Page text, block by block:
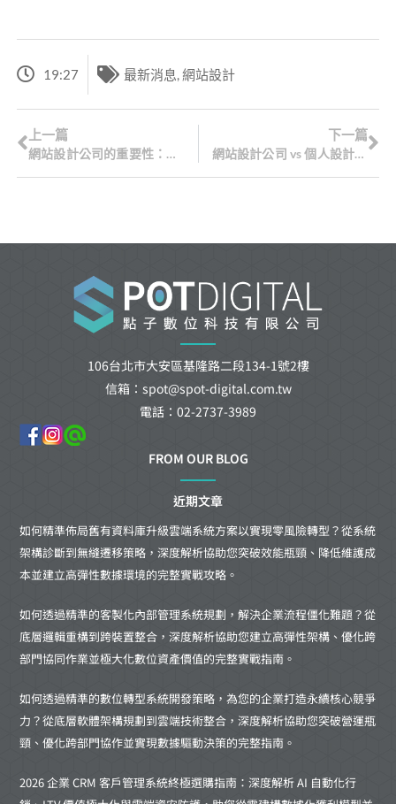
19:27 最新消息,網站設計
上一篇
網站設計公司的重要性：為何企業離不開專業網站設計？
下一篇
網站設計公司 vs 個人設計師比較與分析：如何選擇最適合您？
106台北市大安區基隆路二段134-1號2樓
信箱：spot@spot-digital.com.tw
電話：02-2737-3989
FROM OUR BLOG
近期文章
如何精準佈局舊有資料庫升級雲端系統方案以實現零風險轉型？從系統
架構診斷到無縫遷移策略，深度解析協助您突破效能瓶頸、降低維護成
本並建立高彈性數據環境的完整實戰攻略。
如何透過精準的客製化內部管理系統規劃，解決企業流程僵化難題？從
底層邏輯重構到跨裝置整合，深度解析協助您建立高彈性架構、優化跨
部門協同作業並極大化數位資產價值的完整實戰指南。
如何透過精準的數位轉型系統開發策略，為您的企業打造永續核心競爭
力？從底層軟體架構規劃到雲端技術整合，深度解析協助您突破營運瓶
頸、優化跨部門協作並實現數據驅動決策的完整指南。
2026 企業 CRM 客戶管理系統終極選購指南：深度解析 AI 自動化行